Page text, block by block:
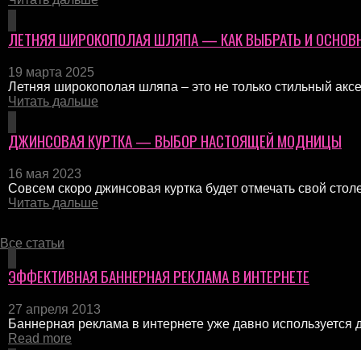
ЛЕТНЯЯ ШИРОКОПОЛАЯ ШЛЯПА — КАК ВЫБРАТЬ И
19 марта 2025
Летняя широкополая шляпа – это не только стильный
Читать дальше
ДЖИНСОВАЯ КУРТКА — ВЫБОР НАСТОЯЩЕЙ МОДНИЦЫ
16 мая 2023
Совсем скоро джинсовая куртка будет отмечать свой
Читать дальше
Все статьи
ЭФФЕКТИВНАЯ БАННЕРНАЯ РЕКЛАМА В ИНТЕРНЕТЕ
27 апреля 2013
Баннерная реклама в интернете уже давно используется
Read more